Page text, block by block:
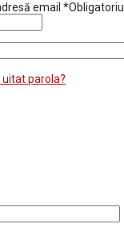
email *Obligatoriu
uitat parola?